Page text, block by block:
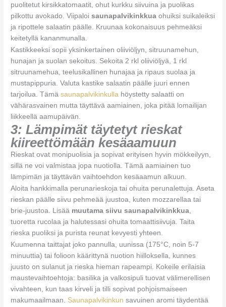
puolitetut kirsikkatomaatit, ohut kurkku siivuina ja puolikas
pilkottu avokado. Viipaloisaunapalvikinkkua ohuiksi suikaleiksi
ja ripottele salaatin päälle. Kruunaa kokonaisuus pehmeäksi
keitetyllä kananmunalla.
Kastikkeeksi sopii yksinkertainen oliiviöljyn, sitruunamehun,
hunajan ja suolan sekoitus. Sekoita 2 rkl oliiviöljyä, 1 rkl
sitruunamehua, teelusikallinen hunajaa ja ripaus suolaa ja
mustapippuria. Valuta kastike salaatin päälle juuri ennen
tarjoilua. Tämäsaunapalvikinkulla höystetty salaatti on
vähärasvainen mutta täyttävä aamiainen, joka pitää lomailijan
liikkeellä aamupäivän.
3: Lämpimät täytetyt rieskat
kiireettömään kesäaamuun
Rieskat ovat monipuolisia ja sopivat erityisen hyvin mökkeilyyn,
sillä ne voi valmistaa jopa nuotiolla. Tämä aamiainen tuo
lämpimän ja täyttävän vaihtoehdon kesäaamun alkuun.
Aloita hankkimalla perunarieskoja tai ohuita perunalettuja. Aseta
rieskan päälle siivu pehmeää juustoa, kuten mozzarellaa tai
brie-juustoa. Lisää muutama siivu saunapalvikinkkua,
tuoretta rucolaa ja halutessasi ohuita tomaattisiivuja. Taita
rieska puoliksi ja purista reunat kevyesti yhteen.
Kuumenna taittajat joko pannulla, uunissa (175°C, noin 5-7
minuuttia) tai folioon käärittynä nuotion hiilloksella, kunnes
juusto on sulanut ja rieska hieman rapeampi. Kokeile erilaisia
maustevaihtoehtoja: basilika ja valkosipuli tuovat välimerellisen
vivahteen, kun taas kirveli ja tilli sopivat pohjoismaiseen
makumaailmaan. Saunapalvikinkun savuinen aromi täydentää